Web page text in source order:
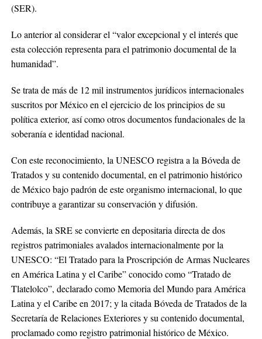
(SER).
Lo anterior al considerar el “valor excepcional y el interés que
esta colección representa para el patrimonio documental de la
humanidad”.
Se trata de más de 12 mil instrumentos jurídicos internacionales
suscritos por México en el ejercicio de los principios de su
política exterior, así como otros documentos fundacionales de la
soberanía e identidad nacional.
Con este reconocimiento, la UNESCO registra a la Bóveda de
Tratados y su contenido documental, en el patrimonio histórico
de México bajo padrón de este organismo internacional, lo que
contribuye a garantizar su conservación y difusión.
Además, la SRE se convierte en depositaria directa de dos
registros patrimoniales avalados internacionalmente por la
UNESCO: “El Tratado para la Proscripción de Armas Nucleares
en América Latina y el Caribe” conocido como “Tratado de
Tlatelolco”, declarado como Memoria del Mundo para América
Latina y el Caribe en 2017; y la citada Bóveda de Tratados de la
Secretaría de Relaciones Exteriores y su contenido documental,
proclamado como registro patrimonial histórico de México.